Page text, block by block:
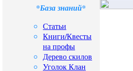
*База знаний*
Статьи
Книги/Квесты
на профы
Дерево скилов
Уголок Клан